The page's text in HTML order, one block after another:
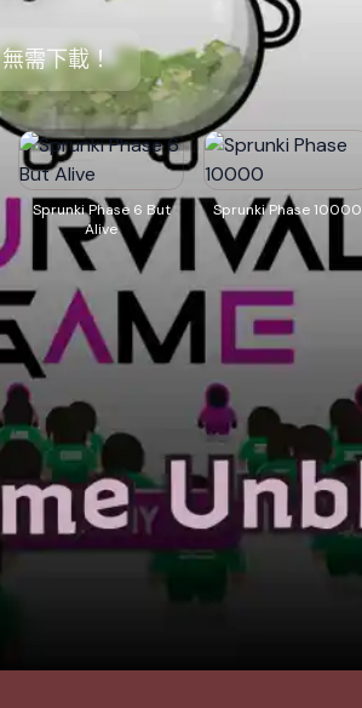
需下載！
Sprunki Phase 6 But
Alive
Sprunki Phase 10000